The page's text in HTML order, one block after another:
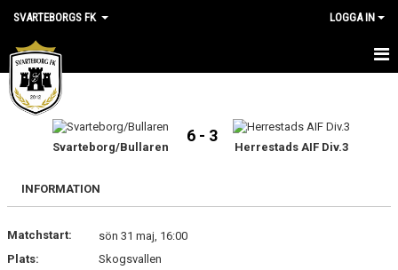
SVARTEBORGS FK LOGGA IN
HEM
NYHETER
KALENDER
Svarteborg/Bullaren
6 - 3
Herrestads AIF Div.3
INFORMATION
Matchstart:
sön 31 maj, 16:00
Plats:
Skogsvallen